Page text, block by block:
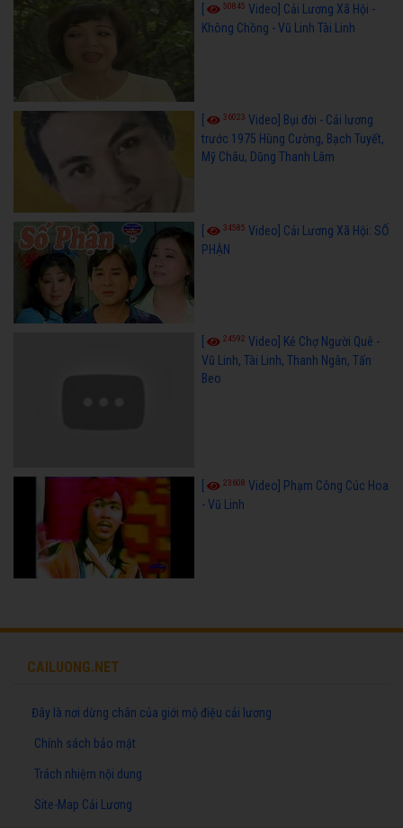
50845 Video] Cải Lương Xã Hội -
Không Chồng - Vũ Linh Tài Linh
36023 Video] Bụi đời - Cải lương
trước 1975 Hùng Cường, Bạch Tuyết,
Mỹ Châu, Dũng Thanh Lâm
34585 Video] Cải Lương Xã Hội: SỐ
PHẬN
24592 Video] Kẻ Chợ Người Quê -
Vũ Linh, Tài Linh, Thanh Ngân, Tấn
Beo
23608 Video] Phạm Công Cúc Hoa
- Vũ Linh
CAILUONG.NET
Đây là nơi dừng chân của giới mộ điệu cải lương
Chính sách bảo mật
Trách nhiệm nội dung
Site-Map Cải Lương